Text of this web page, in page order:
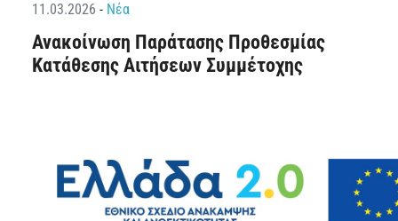
11.03.2026 - Νέα
Ανακοίνωση Παράτασης Προθεσμίας
Κατάθεσης Αιτήσεων Συμμέτοχης